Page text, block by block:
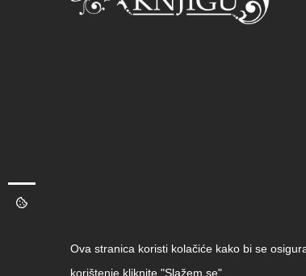
Ova stranica koristi kolačiće kako bi se
korištenje kliknite "Slažem se".